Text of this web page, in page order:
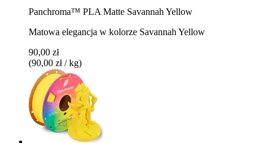
Panchroma™ PLA Matte Savannah Yellow
Matowa elegancja w kolorze Savannah Yellow
90,00 zł
(90,00 zł / kg)